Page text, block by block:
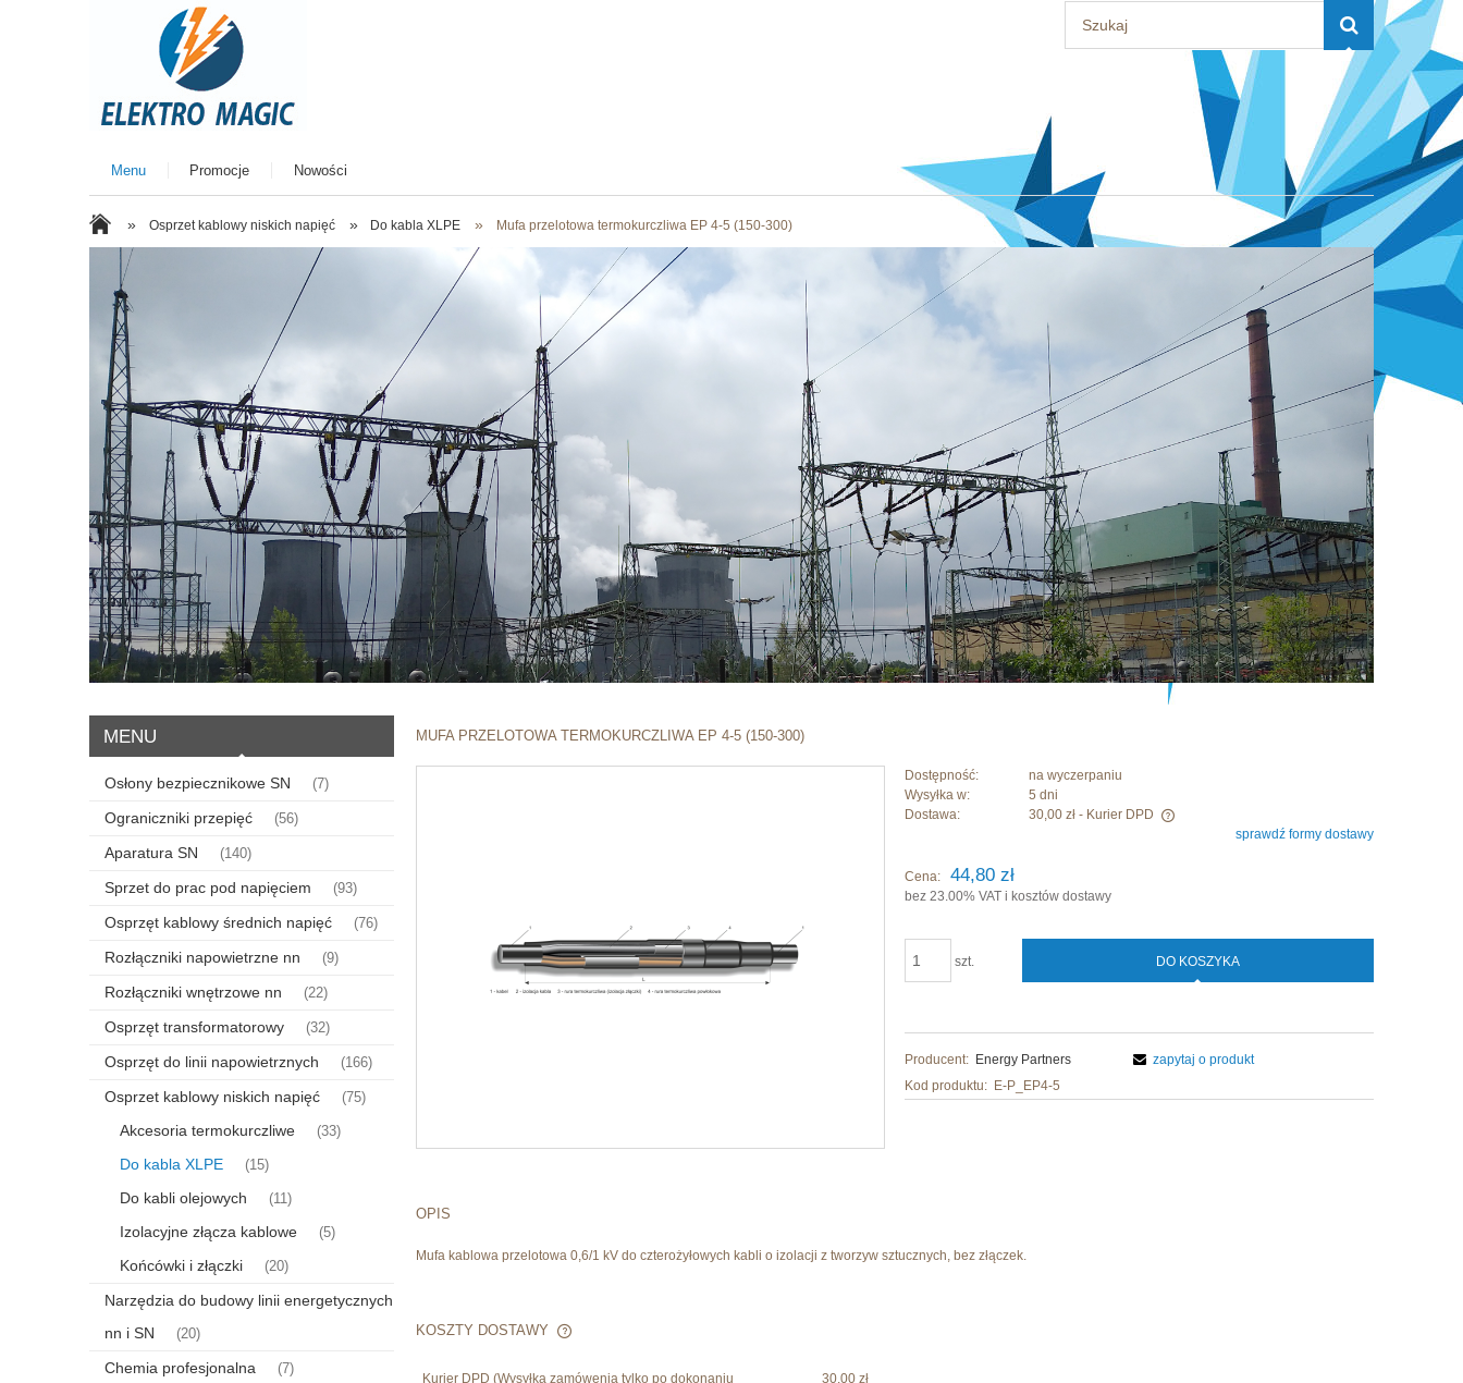
Menu Promocje Nowości
» Osprzet kablowy niskich napięć » Do kabla XLPE » Mufa przelotowa termokurczliwa EP 4-5 (150-300)
MENU
Osłony bezpiecznikowe SN (7)
Ograniczniki przepięć (56)
Aparatura SN (140)
Sprzet do prac pod napięciem (93)
Osprzęt kablowy średnich napięć (76)
Rozłączniki napowietrzne nn (9)
Rozłączniki wnętrzowe nn (22)
Osprzęt transformatorowy (32)
Osprzęt do linii napowietrznych (166)
Osprzet kablowy niskich napięć (75)
Akcesoria termokurczliwe (33)
Do kabla XLPE (15)
Do kabli olejowych (11)
Izolacyjne złącza kablowe (5)
Końcówki i złączki (20)
Narzędzia do budowy linii energetycznych
nn i SN
(20)
Chemia profesjonalna (7)
MUFA PRZELOTOWA TERMOKURCZLIWA EP 4-5 (150-300)
Dostępność:
na wyczerpaniu
Wysyłka w:
5 dni
Dostawa:
30,00 zł - Kurier DPD
płatności
sprawdź formy dostawy
Cena: 44,80 zł
bez 23.00% VAT i kosztów dostawy
szt. DO KOSZYKA
Producent: Energy Partners
Kod produktu: E-P_EP4-5
zapytaj o produkt
OPIS
Mufa kablowa przelotowa 0,6/1 kV do czterożyłowych kabli o izolacji z tworzyw sztucznych, bez złączek.
KOSZTY DOSTAWY
Kurier DPD (Wysyłka zamówenia tylko po dokonaniu
30,00 zł